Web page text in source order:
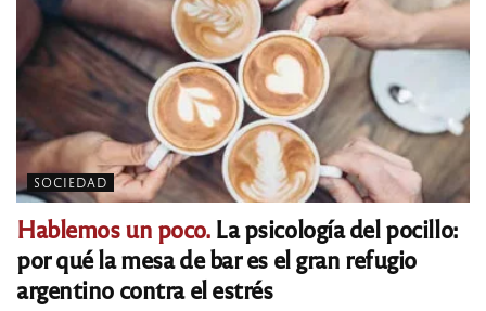
SOCIEDAD
Hablemos un poco.La psicología del pocillo:
por qué la mesa de bar es el gran refugio
argentino contra el estrés